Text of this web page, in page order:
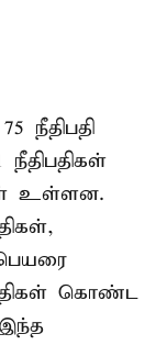
நீதிபதி
உள்ளன.
கொண்ட